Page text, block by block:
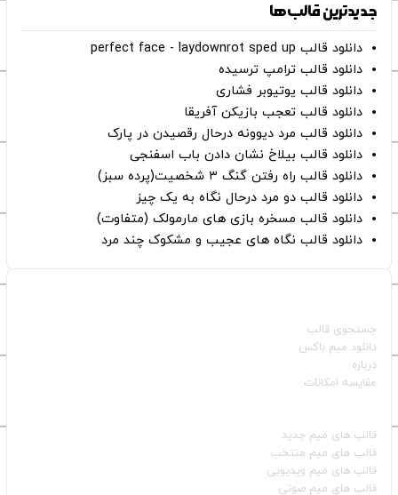
جدیدترین قالب‌ها
دانلود قالب perfect face - laydownrot sped up
دانلود قالب ترامپ ترسیده
دانلود قالب یوتیوبر فشاری
دانلود قالب تعجب بازیکن آفریقا
دانلود قالب مرد دیوونه درحال رقصیدن در پارک
دانلود قالب بیلاخ نشان دادن باب اسفنجی
دانلود قالب راه رفتن گنگ ۳ شخصیت(پرده سبز)
دانلود قالب دو مرد درحال نگاه به یک چیز
دانلود قالب مسخره بازی های مارمولک (متفاوت)
دانلود قالب نگاه های عجیب و مشکوک چند مرد
جستجوی قالب
دانلود میم باکس
درباره
مقایسه امکانات
قالب‌ های میم جدید
قالب‌ های میم منتخب
قالب‌ های میم ویدیویی
قالب‌ های میم صوتی